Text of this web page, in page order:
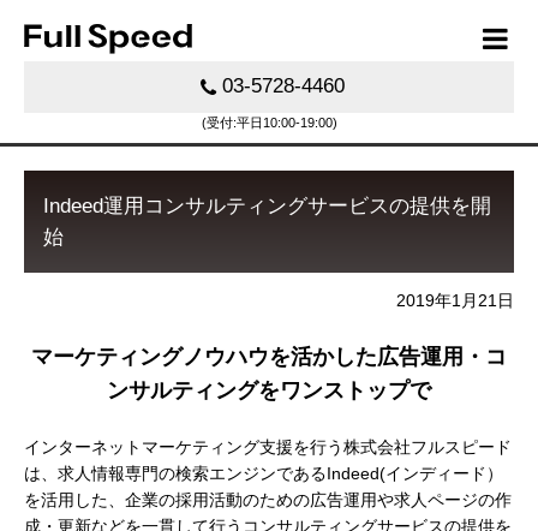
03-5728-4460
(受付:平日10:00-19:00)
Indeed運用コンサルティングサービスの提供を開
始
2019年1月21日
マーケティングノウハウを活かした広告運用・コ
ンサルティングをワンストップで
インターネットマーケティング支援を行う株式会社フルスピード
は、求人情報専門の検索エンジンであるIndeed(インディード）
を活用した、企業の採用活動のための広告運用や求人ページの作
成・更新などを一貫して行うコンサルティングサービスの提供を